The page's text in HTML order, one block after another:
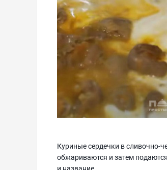
Куриные сердечки в сливочно-
обжариваются и затем